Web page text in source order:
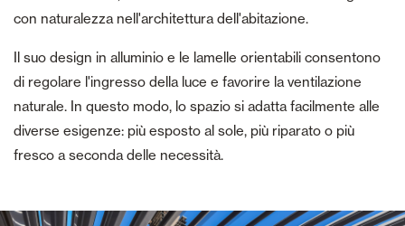
con naturalezza nell'architettura dell'abitazione.
Il suo design in alluminio e le lamelle orientabili consentono
di regolare l'ingresso della luce e favorire la ventilazione
naturale. In questo modo, lo spazio si adatta facilmente alle
diverse esigenze: più esposto al sole, più riparato o più
fresco a seconda delle necessità.